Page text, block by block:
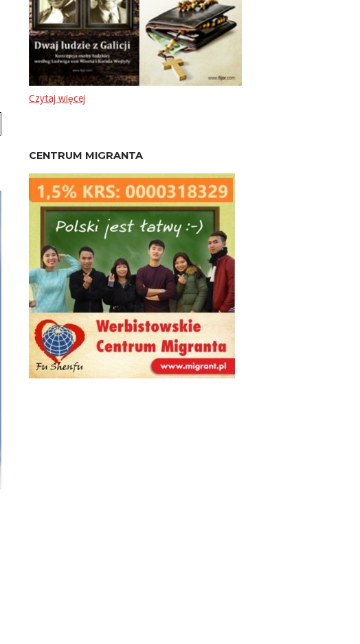
Czytaj więcej
CENTRUM MIGRANTA